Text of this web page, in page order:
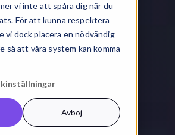
vi inte att spåra dig när du
För att kunna respektera
vi dock placera en nödvändig
så att våra system kan komma
Avböj